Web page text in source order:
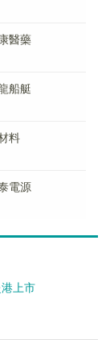
醫藥
船艇
料
電源
港上市